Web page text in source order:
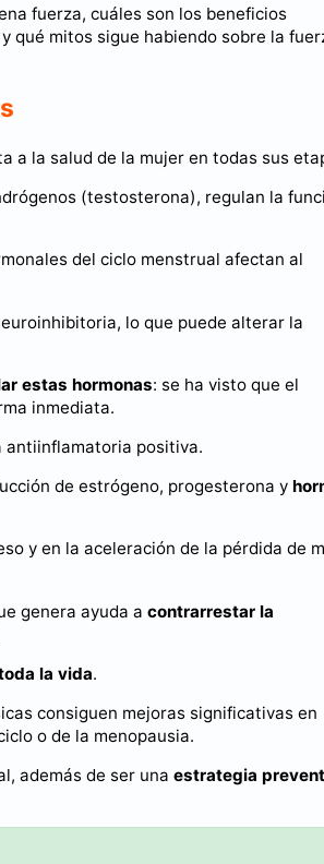
fuerza, cuáles son los beneficios
qué mitos sigue habiendo sobre la
a la salud de la mujer en todas sus
(testosterona), regulan la
del ciclo menstrual afectan al
lo que puede alterar la
estas hormonas: se ha visto que el
inmediata.
antiinflamatoria positiva.
de estrógeno, progesterona y
y en la aceleración de la pérdida de
genera ayuda a contrarrestar la
la vida.
consiguen mejoras significativas en
o de la menopausia.
además de ser una estrategia